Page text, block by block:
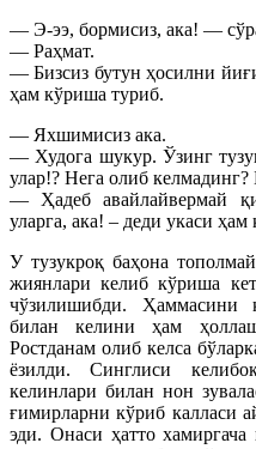
— Э-ээ, бормисиз, ака! —
— Раҳмат.
— Бизсиз бутун ҳосилни
ҳам кўриша туриб.
— Яхшимисиз ака.
— Худога шукур. Ўзинг
улар!? Нега олиб
— Ҳадеб авайлайвермай
уларга, ака! – деди укаси
У тузукроқ баҳона
жиянлари келиб кўриша
чўзилишибди. Ҳаммасини
билан келини ҳам
Ростданам олиб келса
ёзилди. Синглиси
келинлари билан нон
ғимирларни кўриб калласи
эди. Онаси ҳатто